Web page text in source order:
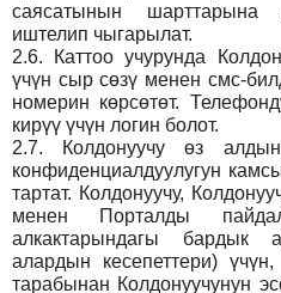
саясатынын
иштелип чыгарылат.
2.6.
Каттоо учурунда
үчүн сыр сөзү менен смс-
номерин көрсөтөт.
кирүү үчүн логин болот.
2.7.
Колдонуучу өз
конфиденциалдуулугун
тартат. Колдонуучу,
менен Порталды
алкактарындагы бардык
алардын кесепеттери)
тарабынан Колдонуучунун